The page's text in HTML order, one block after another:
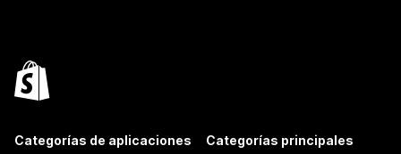
Categorías de aplicaciones Categorías principales